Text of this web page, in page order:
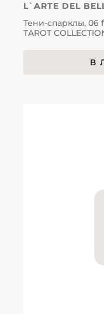
L`ARTE DEL
Тени-спарклы, 06
TAROT
В